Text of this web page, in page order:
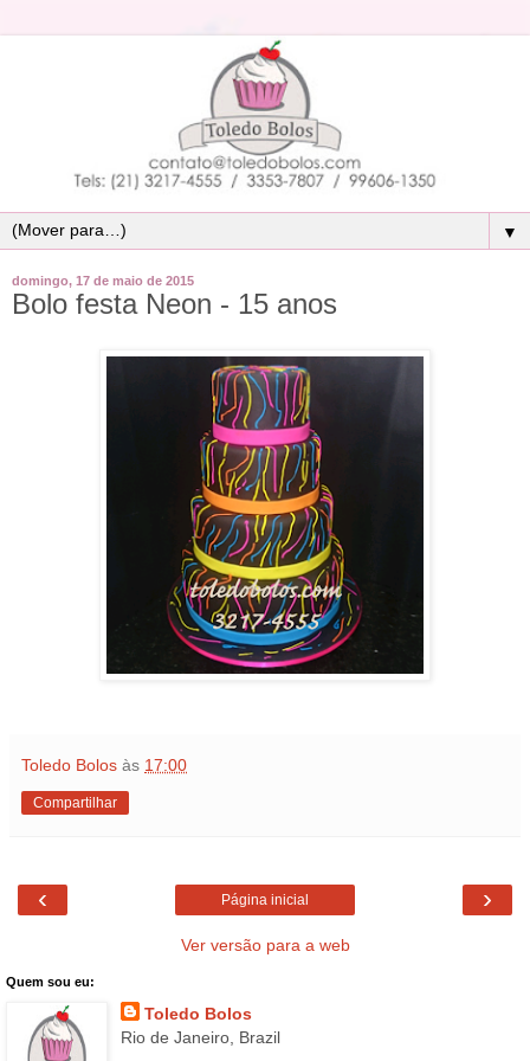
▼
domingo, 17 de maio de 2015
Bolo festa Neon - 15 anos
Toledo Bolos às 17:00
Compartilhar
‹ ›
Página inicial
Ver versão para a web
Quem sou eu:
Toledo Bolos
Rio de Janeiro, Brazil